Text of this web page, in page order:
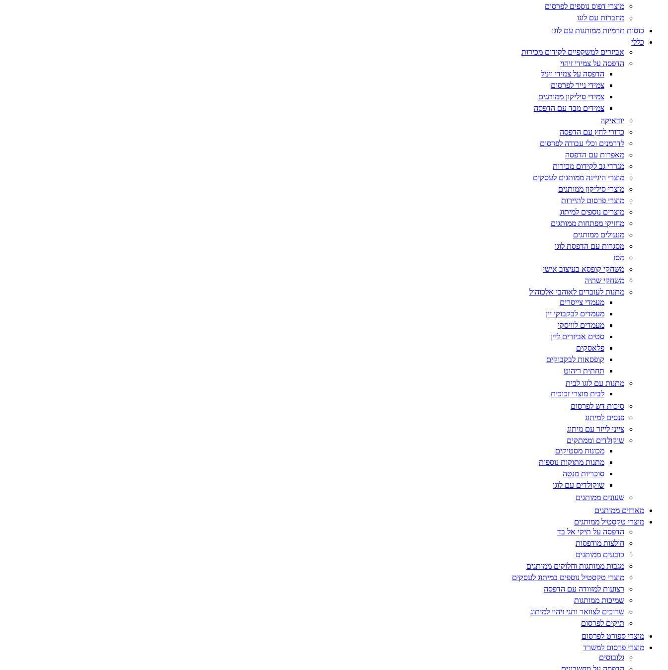
מוצרי דפוס נוספים לפרסום
מחברות עם לוגו
כוסות תרמיות ממותגות עם לוגו
כללי
אביזרים למשקפיים לקידום מכירות
הדפסה על צמידי זיהוי
הדפסה על צמידי ויניל
צמידי נייר לפרסום
צמידי סיליקון ממותגים
צמידים מבד עם הדפסה
יודאיקה
כדורי לחץ עם הדפסה
לדרמנים וכלי עבודה לפרסום
מאפרות עם הדפסה
מגרדי גב לקידום מכירות
מוצרי היגיינה ממותגים לעסקים
מוצרי סיליקון ממותגים
מוצרי פרסום לתיירות
מוצרים נוספים למיתוג
מחזיקי מפתחות ממותגים
מנעולים ממותגים
מסגרות עם הדפסת לוגו
מסז
משחקי קופסא בעיצוב אישי
משחקי שתיה
מתנות לעובדים לאוהבי אלכוהול
מעמדי צייסרים
מעמדים לבקבוקי יין
מעמדים לוויסקי
סטים אביזרים ליין
פלאסקים
קופסאות לבקבוקים
תחתית ריהוט
מתנות עם לוגו לבית
לבית מוצרי זכוכית
סיכות דש לפרסום
פנסים למיתוג
צייני לייזר עם מיתוג
שוקולדים וממתקים
מכונות מסטיקים
מתנות מתוקות נוספות
סוכריות מנטה
שוקולדים עם לוגו
שעונים ממותגים
מארזים ממותגים
מוצרי טקסטיל ממותגים
הדפסה על תיקי אל בד
חולצות מודפסות
כובעים ממותגים
מגבות ממותגות וחלוקים ממותגים
מוצרי טקסטיל נוספים במיתוג לעסקים
רצועות למזוודה עם הדפסה
שמיכות ממותגות
שרוכים לצוואר ותגי זיהוי למיתוג
תיקים לפרסום
מוצרי ספורט לפרסום
מוצרי פרסום למשרד
גלובוסים